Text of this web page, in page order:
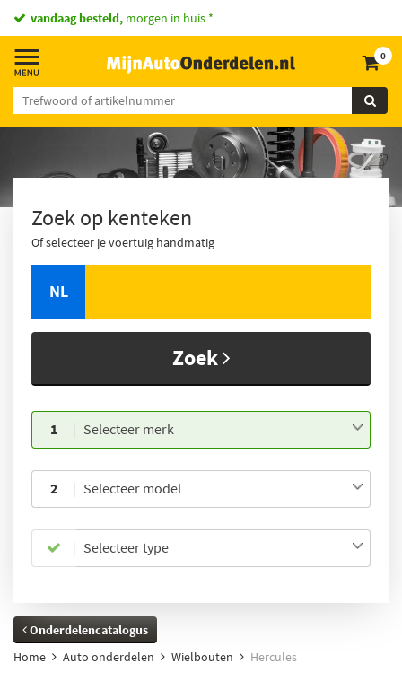
vandaag besteld, morgen in huis *
0
Zoek op kenteken
Of selecteer je voertuig handmatig
NL
Zoek
1 Selecteer merk
2 Selecteer model
Selecteer type
Onderdelencatalogus
Home
Auto onderdelen Wielbouten Hercules